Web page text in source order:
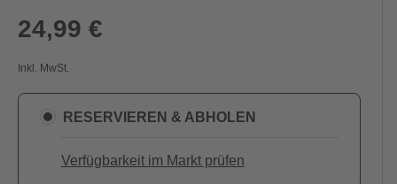
24,99 €
Inkl. MwSt.
RESERVIEREN & ABHOLEN
Verfügbarkeit im Markt prüfen